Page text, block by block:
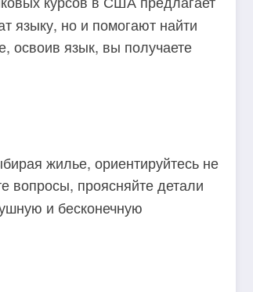
языку, но и помогают найти
освоив язык, вы получаете
жилье, ориентируйтесь не
вопросы, проясняйте детали
и бесконечную